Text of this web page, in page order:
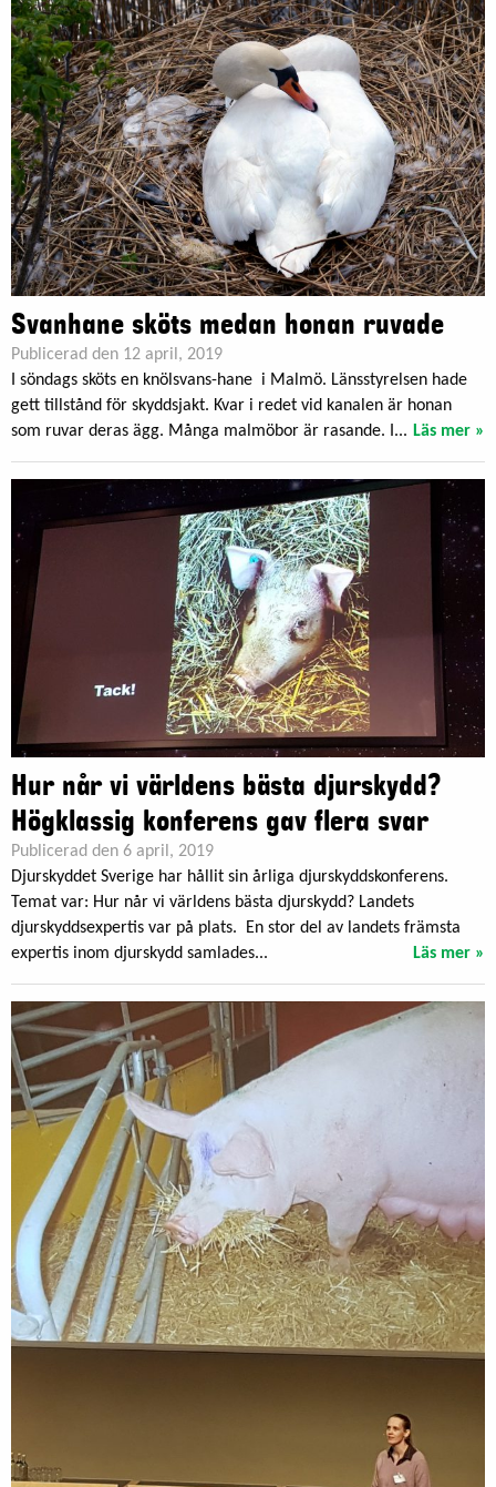
Svanhane sköts medan honan ruvade
Publicerad den 12 april, 2019
I söndags sköts en knölsvans-hane i Malmö. Länsstyrelsen hade
gett tillstånd för skyddsjakt. Kvar i redet vid kanalen är honan
som ruvar deras ägg. Många malmöbor är rasande. I... Läs mer »
Hur når vi världens bästa djurskydd?
Högklassig konferens gav flera svar
Publicerad den 6 april, 2019
Djurskyddet Sverige har hållit sin årliga djurskyddskonferens.
Temat var: Hur når vi världens bästa djurskydd? Landets
djurskyddsexpertis var på plats. En stor del av landets främsta
expertis inom djurskydd samlades...
Läs mer »